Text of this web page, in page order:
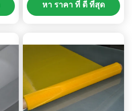
หา ราคา ที่ ดี ที่สุด